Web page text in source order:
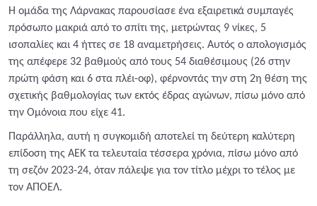
Η ομάδα της Λάρνακας παρουσίασε ένα εξαιρετικά συμπαγές
πρόσωπο μακριά από το σπίτι της, μετρώντας 9 νίκες, 5
ισοπαλίες και 4 ήττες σε 18 αναμετρήσεις. Αυτός ο απολογισμός
της απέφερε 32 βαθμούς από τους 54 διαθέσιμους (26 στην
πρώτη φάση και 6 στα πλέι-οφ), φέρνοντάς την στη 2η θέση της
σχετικής βαθμολογίας των εκτός έδρας αγώνων, πίσω μόνο από
την Ομόνοια που είχε 41.
Παράλληλα, αυτή η συγκομιδή αποτελεί τη δεύτερη καλύτερη
επίδοση της ΑΕΚ τα τελευταία τέσσερα χρόνια, πίσω μόνο από
τη σεζόν 2023-24, όταν πάλεψε για τον τίτλο μέχρι το τέλος με
τον ΑΠΟΕΛ.